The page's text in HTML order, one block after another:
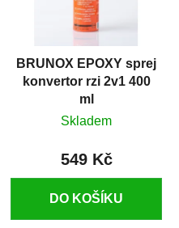
BRUNOX EPOXY sprej
konvertor rzi 2v1 400
ml
Skladem
549 Kč
DO KOŠÍKU